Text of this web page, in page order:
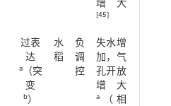
增大
[45]
过表
达
a（突
变
b）
水
稻
负
调
控
失水增
加，气
孔开放
增大
a（相